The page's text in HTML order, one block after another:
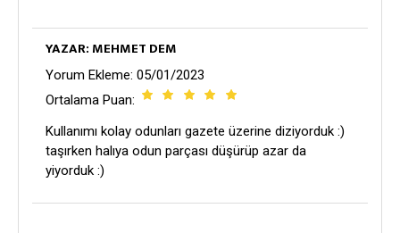
YAZAR: MEHMET DEM
Yorum Ekleme: 05/01/2023
Ortalama Puan:
Kullanımı kolay odunları gazete üzerine diziyorduk :)
taşırken halıya odun parçası düşürüp azar da
yiyorduk :)